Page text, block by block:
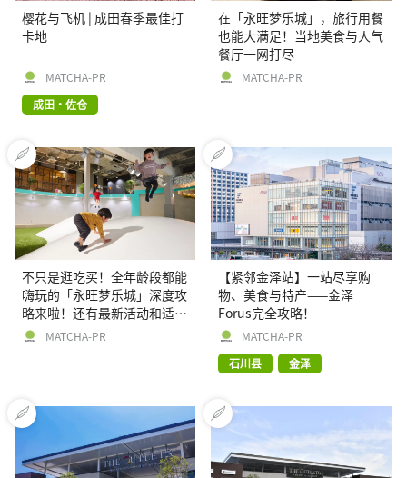
樱花与飞机 | 成田春季最佳打
卡地
MATCHA-PR
成田・佐仓
在「永旺梦乐城」，旅行用餐
也能大满足！当地美食与人气
餐厅一网打尽
MATCHA-PR
不只是逛吃买！全年龄段都能
嗨玩的「永旺梦乐城」深度攻
略来啦！还有最新活动和适合
全家耍的好去处哦~
MATCHA-PR
【紧邻金泽站】一站尽享购
物、美食与特产——金泽
Forus完全攻略！
MATCHA-PR
石川县
金泽